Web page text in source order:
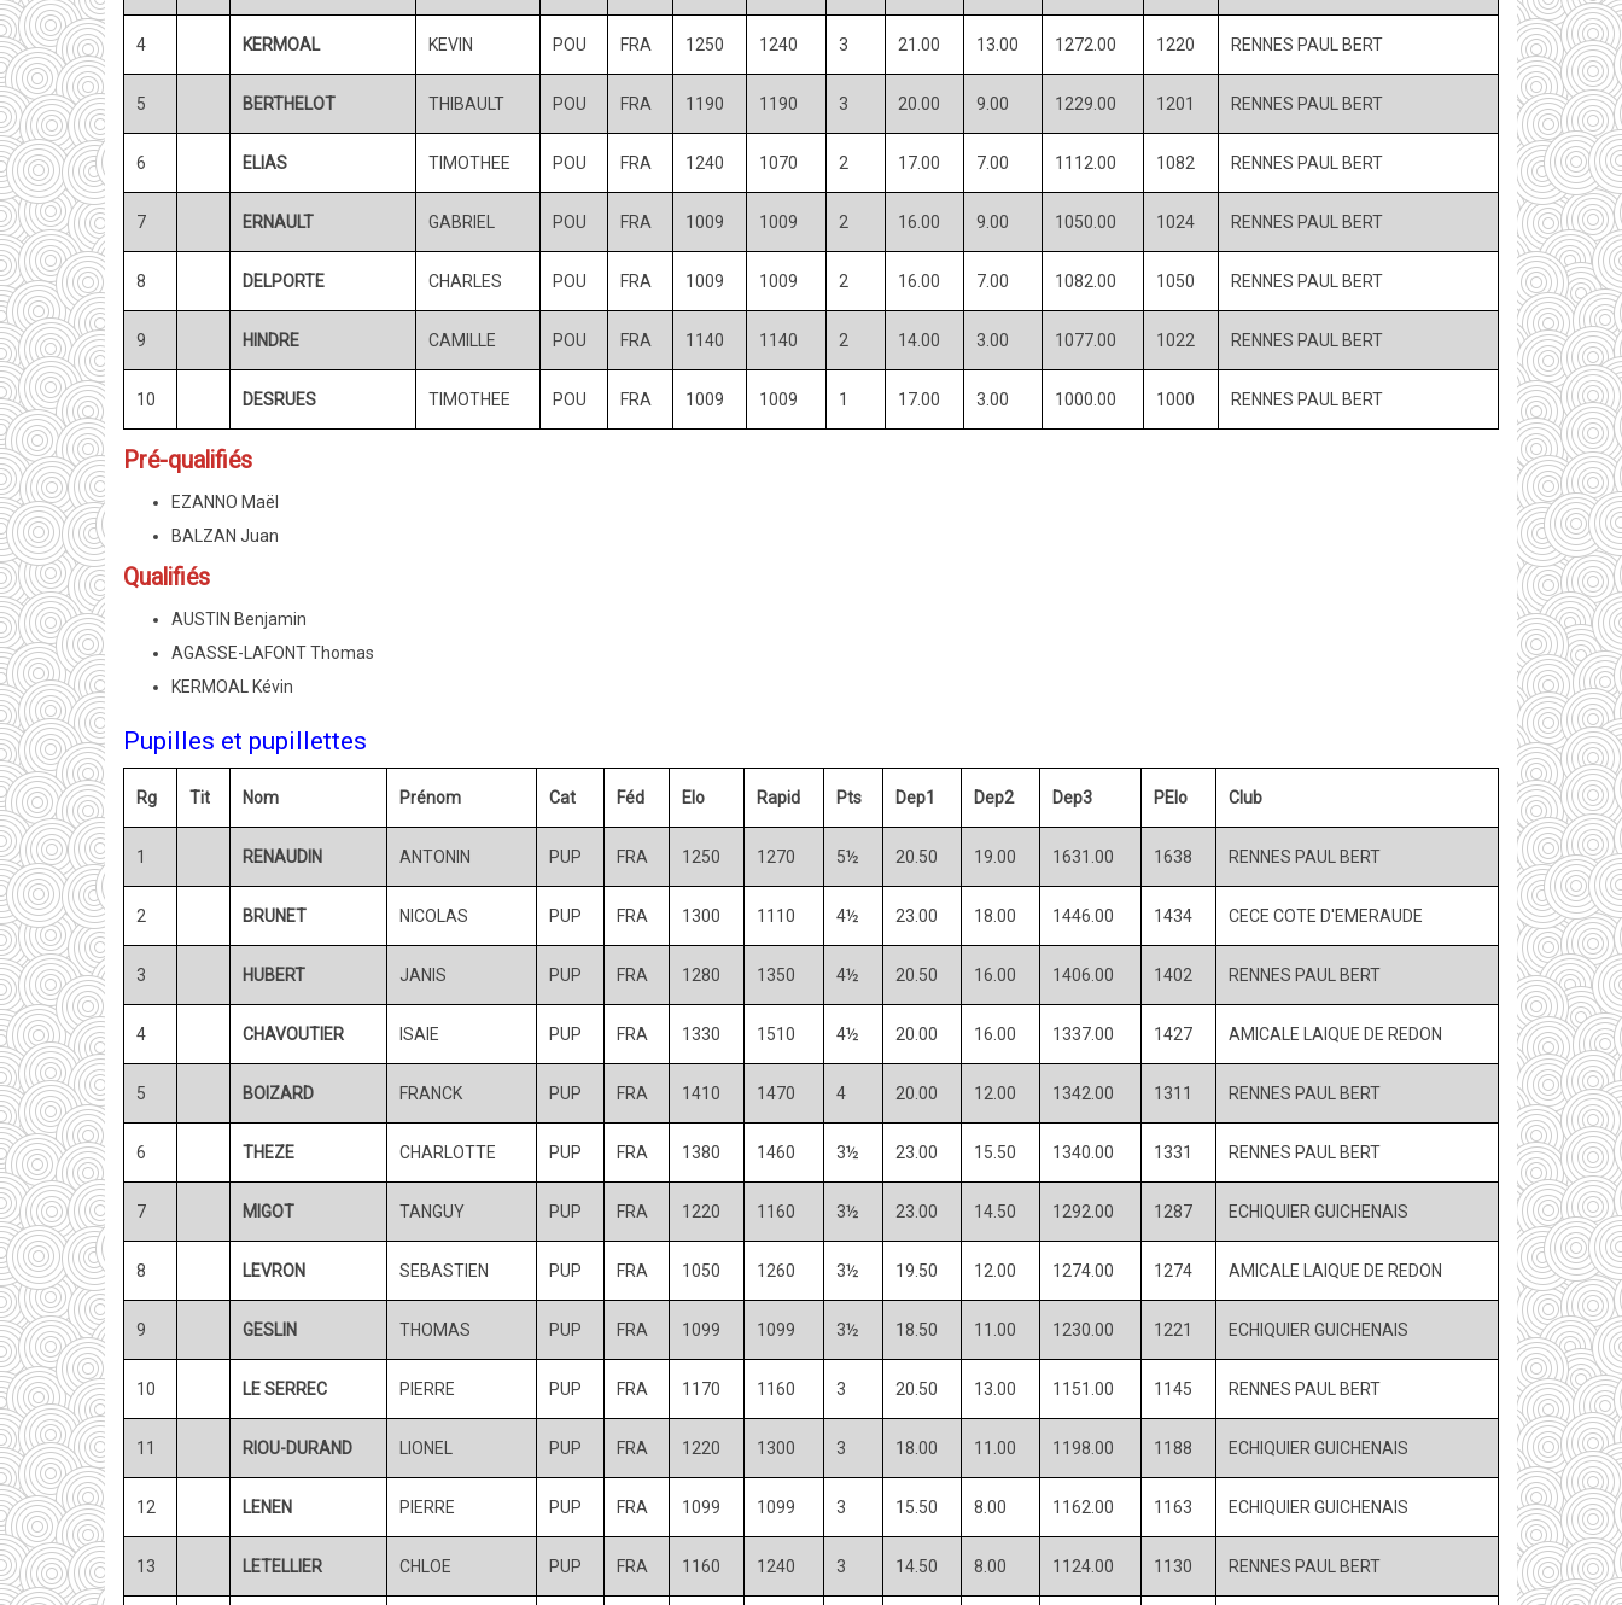
4 KERMOAL KEVIN POU FRA 1250 1240 3 21.00 13.00 1272.00 1220 RENNES PAUL BERT
5 BERTHELOT THIBAULT POU FRA 1190 1190 3 20.00 9.00 1229.00 1201 RENNES PAUL BERT
6 ELIAS TIMOTHEE POU FRA 1240 1070 2 17.00 7.00 1112.00 1082 RENNES PAUL BERT
7 ERNAULT GABRIEL POU FRA 1009 1009 2 16.00 9.00 1050.00 1024 RENNES PAUL BERT
8 DELPORTE CHARLES POU FRA 1009 1009 2 16.00 7.00 1082.00 1050 RENNES PAUL BERT
9 HINDRE CAMILLE POU FRA 1140 1140 2 14.00 3.00 1077.00 1022 RENNES PAUL BERT
10 DESRUES TIMOTHEE POU FRA 1009 1009 1 17.00 3.00 1000.00 1000 RENNES PAUL BERT
Pré-qualifiés
EZANNO Maël
BALZAN Juan
Qualifiés
AUSTIN Benjamin
AGASSE-LAFONT Thomas
KERMOAL Kévin
Pupilles et pupillettes
Rg Tit Nom Prénom Cat Féd Elo Rapid Pts Dep1 Dep2 Dep3 PElo Club
1 RENAUDIN ANTONIN PUP FRA 1250 1270 5½ 20.50 19.00 1631.00 1638 RENNES PAUL BERT
2 BRUNET NICOLAS PUP FRA 1300 1110 4½ 23.00 18.00 1446.00 1434 CECE COTE D'EMERAUDE
3 HUBERT JANIS PUP FRA 1280 1350 4½ 20.50 16.00 1406.00 1402 RENNES PAUL BERT
4 CHAVOUTIER ISAIE PUP FRA 1330 1510 4½ 20.00 16.00 1337.00 1427 AMICALE LAIQUE DE REDON
5 BOIZARD FRANCK PUP FRA 1410 1470 4 20.00 12.00 1342.00 1311 RENNES PAUL BERT
6 THEZE CHARLOTTE PUP FRA 1380 1460 3½ 23.00 15.50 1340.00 1331 RENNES PAUL BERT
7 MIGOT TANGUY PUP FRA 1220 1160 3½ 23.00 14.50 1292.00 1287 ECHIQUIER GUICHENAIS
8 LEVRON SEBASTIEN PUP FRA 1050 1260 3½ 19.50 12.00 1274.00 1274 AMICALE LAIQUE DE REDON
9 GESLIN THOMAS PUP FRA 1099 1099 3½ 18.50 11.00 1230.00 1221 ECHIQUIER GUICHENAIS
10 LE SERREC PIERRE PUP FRA 1170 1160 3 20.50 13.00 1151.00 1145 RENNES PAUL BERT
11 RIOU-DURAND LIONEL PUP FRA 1220 1300 3 18.00 11.00 1198.00 1188 ECHIQUIER GUICHENAIS
12 LENEN PIERRE PUP FRA 1099 1099 3 15.50 8.00 1162.00 1163 ECHIQUIER GUICHENAIS
13 LETELLIER CHLOE PUP FRA 1160 1240 3 14.50 8.00 1124.00 1130 RENNES PAUL BERT